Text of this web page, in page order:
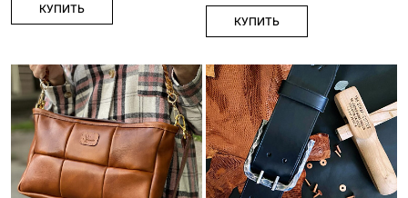
КУПИТЬ
КУПИТЬ